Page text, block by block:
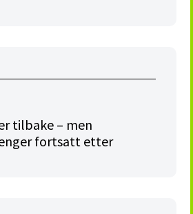
tilbake – men
fortsatt etter